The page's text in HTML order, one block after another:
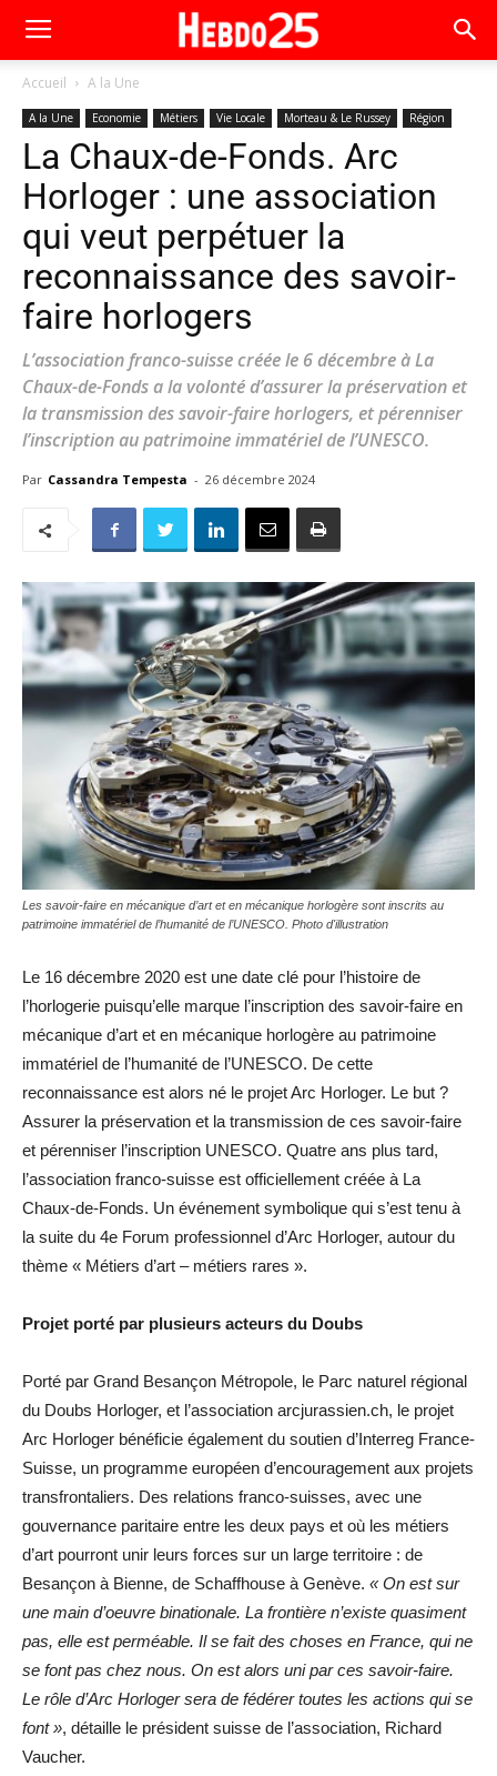
Accueil A la Une
A la Une Economie Métiers Vie Locale Morteau & Le Russey Région
La Chaux-de-Fonds. Arc
Horloger : une association
qui veut perpétuer la
reconnaissance des savoir-
faire horlogers
L’association franco-suisse créée le 6 décembre à La
Chaux-de-Fonds a la volonté d’assurer la préservation et
la transmission des savoir-faire horlogers, et pérenniser
l’inscription au patrimoine immatériel de l’UNESCO.
Par Cassandra Tempesta - 26 décembre 2024
Les savoir-faire en mécanique d’art et en mécanique horlogère sont inscrits au
patrimoine immatériel de l’humanité de l’UNESCO. Photo d'illustration
Le 16 décembre 2020 est une date clé pour l’histoire de
l’horlogerie puisqu’elle marque l’inscription des savoir-faire en
mécanique d’art et en mécanique horlogère au patrimoine
immatériel de l’humanité de l’UNESCO. De cette
reconnaissance est alors né le projet Arc Horloger. Le but ?
Assurer la préservation et la transmission de ces savoir-faire
et pérenniser l’inscription UNESCO. Quatre ans plus tard,
l’association franco-suisse est officiellement créée à La
Chaux-de-Fonds. Un événement symbolique qui s’est tenu à
la suite du 4e Forum professionnel d’Arc Horloger, autour du
thème « Métiers d’art – métiers rares ».
Projet porté par plusieurs acteurs du Doubs
Porté par Grand Besançon Métropole, le Parc naturel régional
du Doubs Horloger, et l’association arcjurassien.ch, le projet
Arc Horloger bénéficie également du soutien d’Interreg France-
Suisse, un programme européen d’encouragement aux projets
transfrontaliers. Des relations franco-suisses, avec une
gouvernance paritaire entre les deux pays et où les métiers
d’art pourront unir leurs forces sur un large territoire : de
Besançon à Bienne, de Schaffhouse à Genève. « On est sur
une main d’oeuvre binationale. La frontière n’existe quasiment
pas, elle est perméable. Il se fait des choses en France, qui ne
se font pas chez nous. On est alors uni par ces savoir-faire.
Le rôle d’Arc Horloger sera de fédérer toutes les actions qui se
font », détaille le président suisse de l’association, Richard
Vaucher.